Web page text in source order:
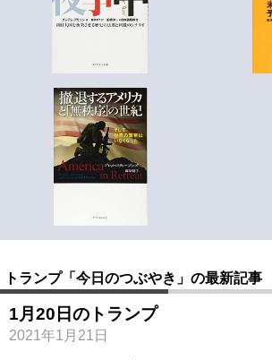
トランプ「今日のつぶやき」の最新記事
1月20日のトランプ
2021年1月21日